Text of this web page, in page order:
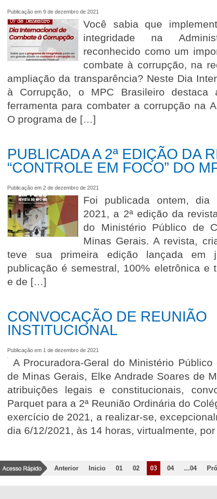
Publicação em 9 de dezembro de 2021
Você sabia que
integridade na
reconhecido como um
combate à corrupção, na
ampliação da transparência? Neste Dia
à Corrupção, o MPC Brasileiro destaca
ferramenta para combater a corrupção na
O programa de […]
PUBLICADA A 2ª EDIÇÃO DA
“CONTROLE EM FOCO” DO
Publicação em 2 de dezembro de 2021
Foi publicada ontem, dia
2021, a 2ª edição da
do Ministério Público de
Minas Gerais. A revista,
teve sua primeira edição lançada em
publicação é semestral, 100% eletrônica e
e de […]
CONVOCAÇÃO DE REUNIÃO
INSTITUCIONAL
Publicação em 1 de dezembro de 2021
A Procuradora-Geral do Ministério
de Minas Gerais, Elke Andrade Soares de
atribuições legais e constitucionais,
Parquet para a 2ª Reunião Ordinária do
exercício de 2021, a realizar-se,
dia 6/12/2021, às 14 horas, virtualmente,
Anterior Inicio 01 02 03 04 ...04